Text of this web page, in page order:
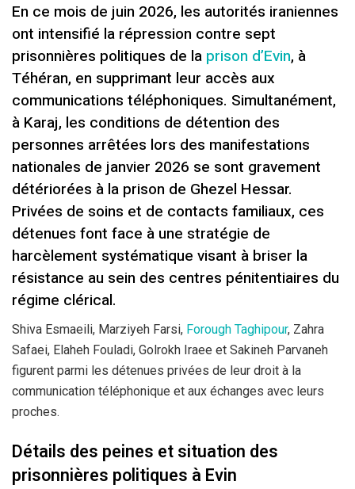
En ce mois de juin 2026, les autorités iraniennes
ont intensifié la répression contre sept
prisonnières politiques de la prison d’Evin, à
Téhéran, en supprimant leur accès aux
communications téléphoniques. Simultanément,
à Karaj, les conditions de détention des
personnes arrêtées lors des manifestations
nationales de janvier 2026 se sont gravement
détériorées à la prison de Ghezel Hessar.
Privées de soins et de contacts familiaux, ces
détenues font face à une stratégie de
harcèlement systématique visant à briser la
résistance au sein des centres pénitentiaires du
régime clérical.
Shiva Esmaeili, Marziyeh Farsi, Forough Taghipour, Zahra
Safaei, Elaheh Fouladi, Golrokh Iraee et Sakineh Parvaneh
figurent parmi les détenues privées de leur droit à la
communication téléphonique et aux échanges avec leurs
proches.
Détails des peines et situation des
prisonnières politiques à Evin